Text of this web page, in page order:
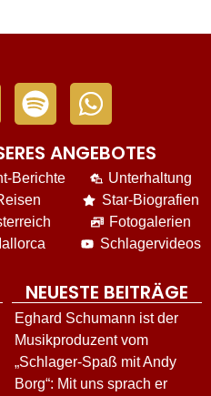
ANGEBOTES
Berichte
Unterhaltung
Star-Biografien
Fotogalerien
Schlagervideos
NEUESTE BEITRÄGE
Eghard Schumann ist der
Musikproduzent vom
„Schlager-Spaß mit Andy
Borg“: Mit uns sprach er